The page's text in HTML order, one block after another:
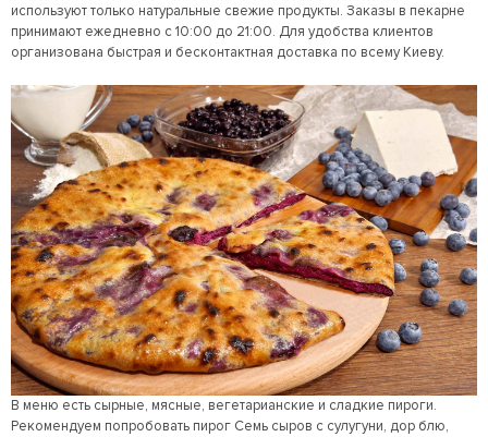
используют только натуральные свежие продукты. Заказы в пекарне
принимают ежедневно с 10:00 до 21:00. Для удобства клиентов
организована быстрая и бесконтактная доставка по всему Киеву.
В меню есть сырные, мясные, вегетарианские и сладкие пироги.
Рекомендуем попробовать пирог Семь сыров с сулугуни, дор блю,